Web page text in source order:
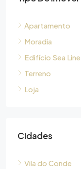
Apartamento
Moradia
Edifício Sea Line
Terreno
Loja
Cidades
Vila do Conde